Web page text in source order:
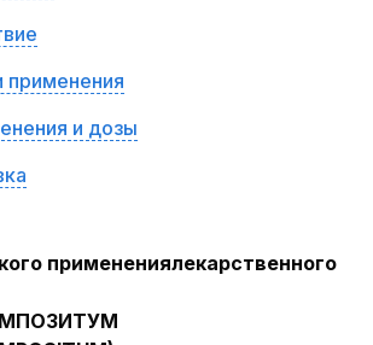
применения
и дозы
применениялекарственного